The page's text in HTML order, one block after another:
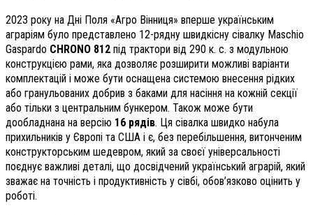
2023 року на Дні Поля «Агро Вінниця» вперше українським
аграріям було представлено 12-рядну швидкісну сівалку Maschio
Gaspardo CHRONO 812 під трактори від 290 к. с. з модульною
конструкцією рами, яка дозволяє розширити можливі варіанти
комплектацій і може бути оснащена системою внесення рідких
або гранульованих добрив з баками для насіння на кожній секції
або тільки з центральним бункером. Також може бути
дообладнана на версію 16 рядів. Ця сівалка швидко набула
прихильників у Європі та США і є, без перебільшення, витонченим
конструкторським шедевром, який за своєї універсальності
поєднує важливі деталі, що досвідчений український аграрій, який
зважає на точність і продуктивність у сівбі, обов’язково оцінить у
роботі.